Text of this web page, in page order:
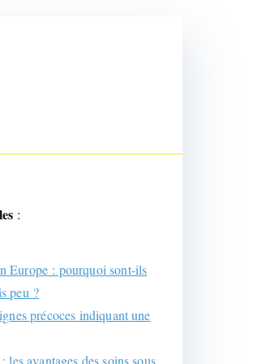
:
Europe : pourquoi sont-ils
peu ?
précoces indiquant une
les avantages des soins sous